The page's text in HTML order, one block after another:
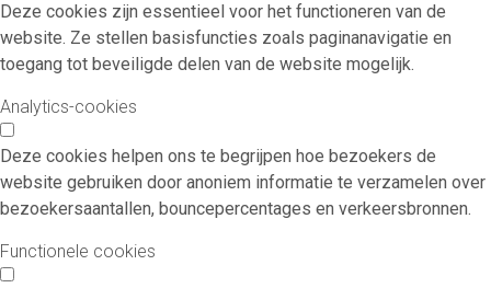
Deze cookies zijn essentieel voor het functioneren van de
website. Ze stellen basisfuncties zoals paginanavigatie en
toegang tot beveiligde delen van de website mogelijk.
Analytics-cookies
Deze cookies helpen ons te begrijpen hoe bezoekers de
website gebruiken door anoniem informatie te verzamelen over
bezoekersaantallen, bouncepercentages en verkeersbronnen.
Functionele cookies